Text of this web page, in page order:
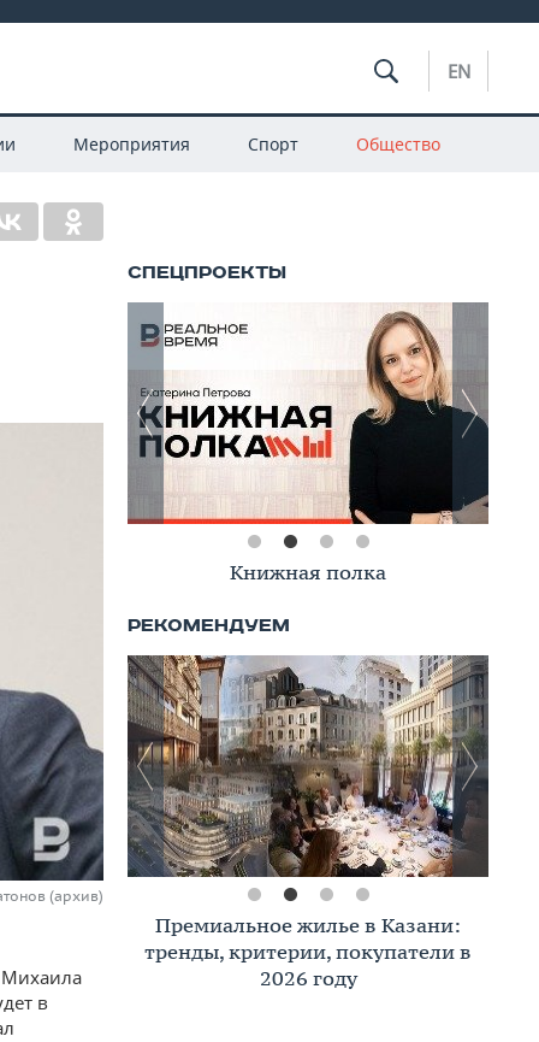
EN
Мероприятия Спорт Общество
(архив)
Михаила
в
Книжная полка
Премиальное жилье в Казани:
тренды, критерии, покупатели в
2026 году